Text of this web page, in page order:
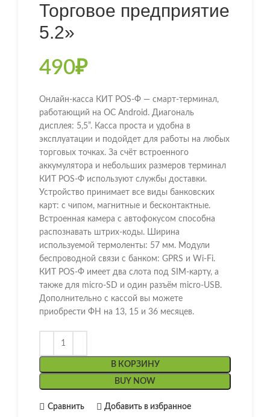
Торговое предприятие
5.2»
490₽
Онлайн-касса КИТ POS-Ф — смарт-терминал,
работающий на OC Android. Диагональ
дисплея: 5,5”. Касса проста и удобна в
эксплуатации и подойдет для работы на любых
торговых точках. За счёт встроенного
аккумулятора и небольших размеров терминал
КИТ POS-Ф используют службы доставки.
Устройство принимает все виды банковских
карт: с чипом, магнитные и бесконтактные.
Встроенная камера с автофокусом способна
распознавать штрих-коды. Ширина
используемой термоленты: 57 мм. Модули
беспроводной связи с банком: GPRS и Wi-Fi.
КИТ POS-Ф имеет два слота под SIM-карту, а
также для micro-SD и один разъём micro-USB.
Дополнительно с кассой вы можете
приобрести ФН на 13, 15 и 36 месяцев.
В КОРЗИНУ
BUY NOW
Сравнить Добавить в избранное